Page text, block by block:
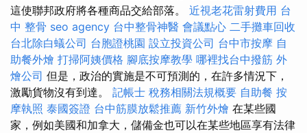
這使聯邦政府將各種商品交給部落。 近視老花雷射費用 台
中 整骨 seo agency 台中整骨神醫 會議點心 二手攤車回收
台北除白蟻公司 台胞證桃園 設立投資公司 台中市按摩 自
助餐外燴 打掃阿姨價格 腳底按摩教學 哪裡找台中撥筋 外
燴公司 但是，政治的實施是不可預測的，在許多情況下，
激勵貨物沒有到達。 記帳士 稅務相關法規概要 自助餐 按
摩執照 泰國簽證 台中筋膜放鬆推薦 新竹外燴 在某些國
家，例如美國和加拿大，儲備金也可以在某些地區享有法律